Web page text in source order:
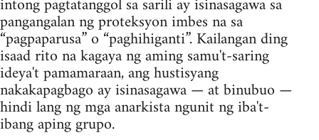
pangangalan ng proteksyon imbes na sa
“pagpaparusa” o “paghihiganti”. Kailangan ding
isaad rito na kagaya ng aming samu't-saring
ideya't pamamaraan, ang hustisyang
nakakapagbago ay isinasagawa — at binubuo —
hindi lang ng mga anarkista ngunit ng iba't-
ibang aping grupo.